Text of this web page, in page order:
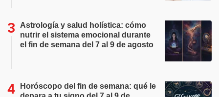
Astrología y salud holística: cómo
nutrir el sistema emocional durante
el fin de semana del 7 al 9 de agosto
Horóscopo del fin de semana: qué le